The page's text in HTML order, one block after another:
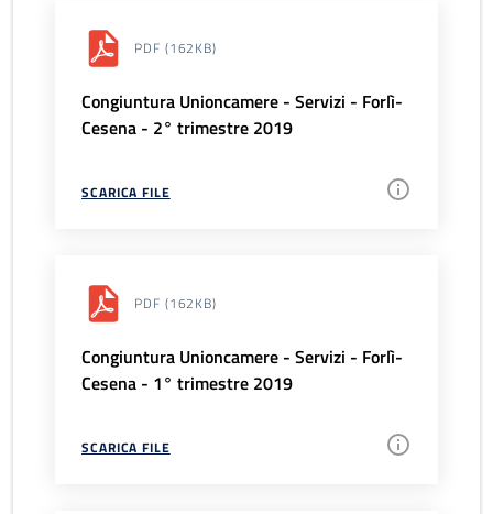
PDF (162KB)
Congiuntura Unioncamere - Servizi - Forlì-
Cesena - 2° trimestre 2019
SCARICA FILE
PDF (162KB)
Congiuntura Unioncamere - Servizi - Forlì-
Cesena - 1° trimestre 2019
SCARICA FILE